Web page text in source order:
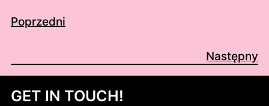
Poprzedni
Następny
GET IN TOUCH!